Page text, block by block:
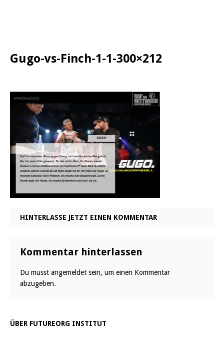
Gugo-vs-Finch-1-1-300×212
HINTERLASSE JETZT EINEN KOMMENTAR
Kommentar hinterlassen
Du musst angemeldet sein, um einen Kommentar
abzugeben.
ÜBER FUTUREORG INSTITUT